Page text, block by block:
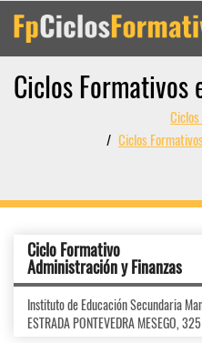
Ciclos Formativos
Ciclos
Ciclo Formativo
Administración y Finanzas
Instituto de Educación Secundaria
ESTRADA PONTEVEDRA MESEGO,